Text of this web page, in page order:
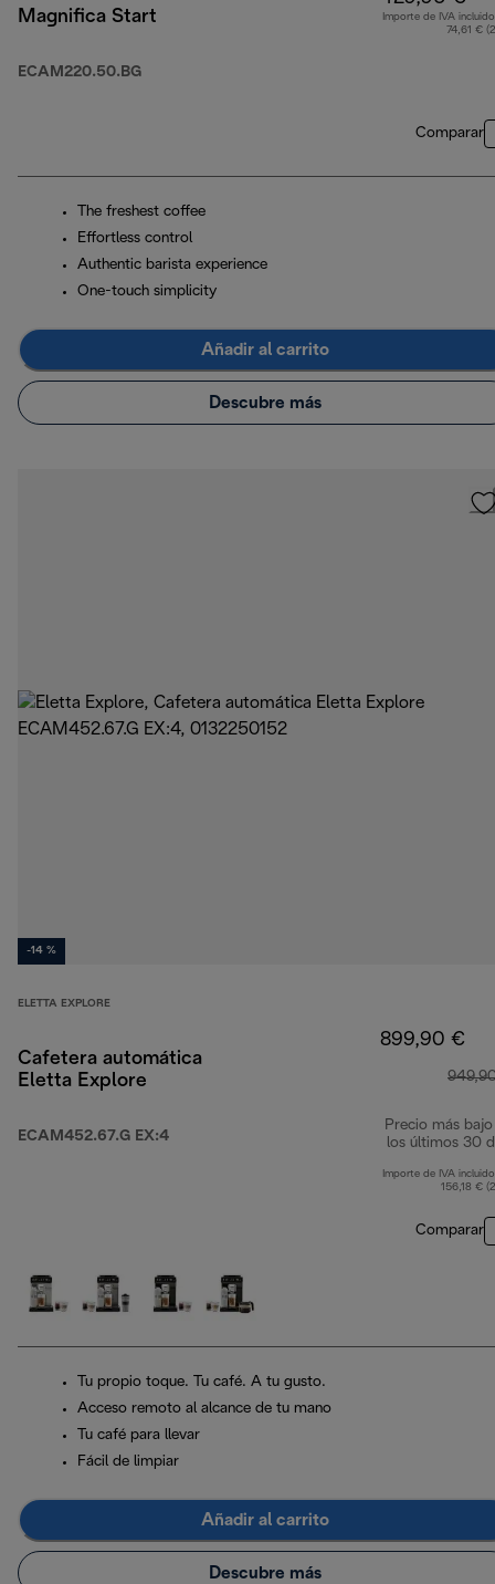
Magnifica Start
ECAM220.50.BG
Importe de IVA
74,61 €
Comparar
The freshest coffee
Effortless control
Authentic barista experience
One-touch simplicity
Añadir al carrito
Descubre más
-14 %
ELETTA EXPLORE
Cafetera automática
Eletta Explore
ECAM452.67.G EX:4
899,90 €
Precio más bajo
los últimos 30
Importe de IVA
156,18 €
Comparar
Tu propio toque. Tu café. A tu gusto.
Acceso remoto al alcance de tu mano
Tu café para llevar
Fácil de limpiar
Añadir al carrito
Descubre más